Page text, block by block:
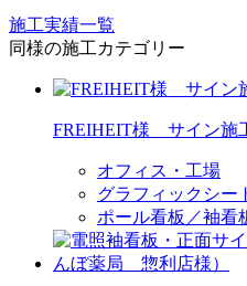
施工実績一覧
同様の施工カテゴリー
FREIHEIT様 サイン施
オフィス・工場
グラフィックシー
ポール看板／袖看